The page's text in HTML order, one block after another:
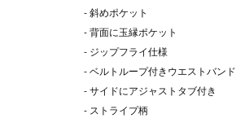
- 斜めポケット
- 背面に玉縁ポケット
- ジップフライ仕様
- ベルトループ付きウエストバンド
- サイドにアジャストタブ付き
- ストライプ柄